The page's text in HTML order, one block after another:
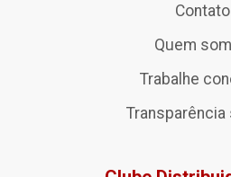
Contato
Quem
Trabalhe
Transparência